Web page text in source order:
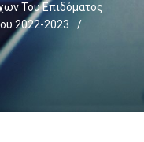
Του Επιδόματος
2022-2023
/